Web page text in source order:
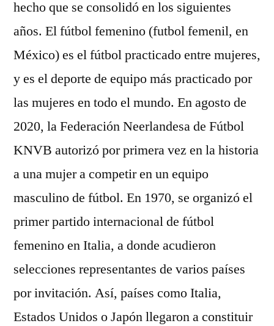
hecho que se consolidó en los siguientes
años. El fútbol femenino (futbol femenil, en
México) es el fútbol practicado entre mujeres,
y es el deporte de equipo más practicado por
las mujeres en todo el mundo. En agosto de
2020, la Federación Neerlandesa de Fútbol
KNVB autorizó por primera vez en la historia
a una mujer a competir en un equipo
masculino de fútbol. En 1970, se organizó el
primer partido internacional de fútbol
femenino en Italia, a donde acudieron
selecciones representantes de varios países
por invitación. Así, países como Italia,
Estados Unidos o Japón llegaron a constituir